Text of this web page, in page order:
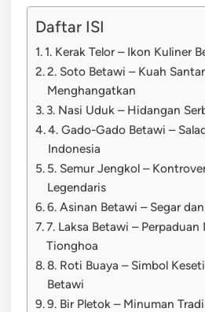
Daftar ISI
1. Kerak Telor – Ikon Kuliner
2. Soto Betawi – Kuah
Menghangatkan
3. Nasi Uduk – Hidangan
4. Gado-Gado Betawi –
Indonesia
5. Semur Jengkol –
Legendaris
6. Asinan Betawi – Segar
7. Laksa Betawi – Perpaduan
Tionghoa
8. Roti Buaya – Simbol
Betawi
9. Bir Pletok – Minuman